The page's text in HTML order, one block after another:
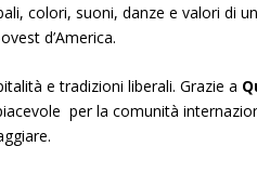
colori, suoni, danze e valori di
d’America.
e tradizioni liberali. Grazie a
per la comunità